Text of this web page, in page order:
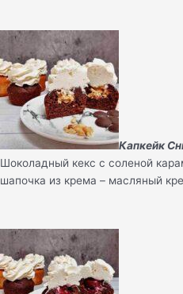
Капкейк
Шоколадный кекс с соленой
шапочка из крема – масляный